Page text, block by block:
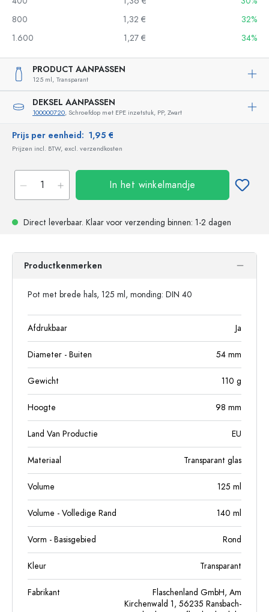
800
1,32 €
32%
1.600
1,27 € 34%
PRODUCT AANPASSEN
125 ml, Transparant
DEKSEL AANPASSEN
100000720, Schroefdop met EPE inzetstuk, PP, Zwart
Prijs per eenheid: 1,95 €
Prijzen incl. BTW, excl. verzendkosten
In het winkelmandje
Direct leverbaar. Klaar voor verzending binnen: 1-2 dagen
Productkenmerken
Pot met brede hals, 125 ml, monding: DIN 40
Afdrukbaar Ja
Diameter - Buiten 54 mm
Gewicht 110 g
Hoogte 98 mm
Land Van Productie EU
Materiaal Transparant glas
Volume 125 ml
Volume - Volledige Rand 140 ml
Vorm - Basisgebied Rond
Kleur Transparant
Fabrikant
Flaschenland GmbH, Am
Kirchenwald 1, 56235 Ransbach-